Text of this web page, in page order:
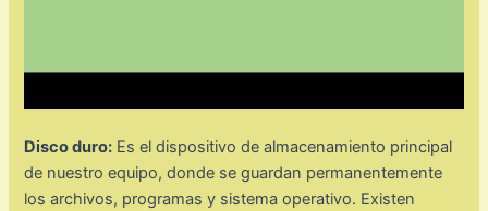
Disco duro: Es el dispositivo de almacenamiento principal
de nuestro equipo, donde se guardan permanentemente
los archivos, programas y sistema operativo. Existen